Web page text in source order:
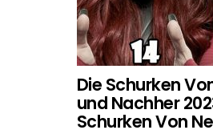
Die Schurken
und Nachher
Schurken Von